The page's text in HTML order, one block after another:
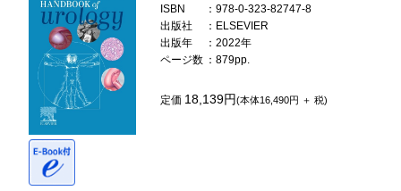
ISBN
：978-0-323-82747-8
出版社
：ELSEVIER
出版年
：2022年
ページ数 ：879pp.
定価 18,139円(本体16,490円 ＋ 税)